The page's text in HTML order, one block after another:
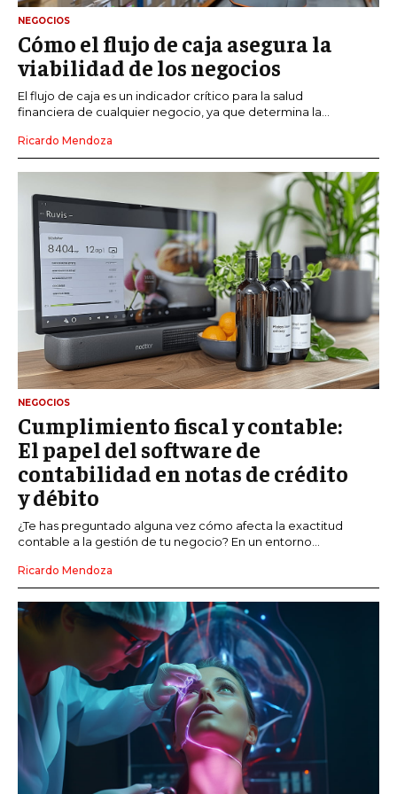
NEGOCIOS
Cómo el flujo de caja asegura la
viabilidad de los negocios
El flujo de caja es un indicador crítico para la salud
financiera de cualquier negocio, ya que determina la...
Ricardo Mendoza
NEGOCIOS
Cumplimiento fiscal y contable:
El papel del software de
contabilidad en notas de crédito
y débito
¿Te has preguntado alguna vez cómo afecta la exactitud
contable a la gestión de tu negocio? En un entorno...
Ricardo Mendoza